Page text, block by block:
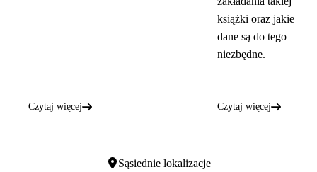
Czytaj więcej
książki oraz jakie
dane są do tego
niezbędne.
Czytaj więcej
Sąsiednie lokalizacje